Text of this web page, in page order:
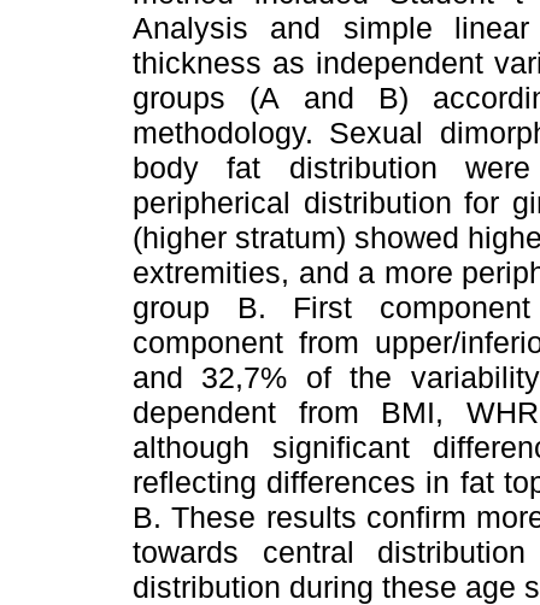
Analysis and simple
thickness as independent
groups (A and B)
methodology. Sexual
body fat distribution
peripherical distribution for
(higher stratum) showed
extremities, and a more
group B. First
component from upper/
and 32,7% of the
dependent from BMI,
although significant
reflecting differences in fat
B. These results confirm
towards central
distribution during these age